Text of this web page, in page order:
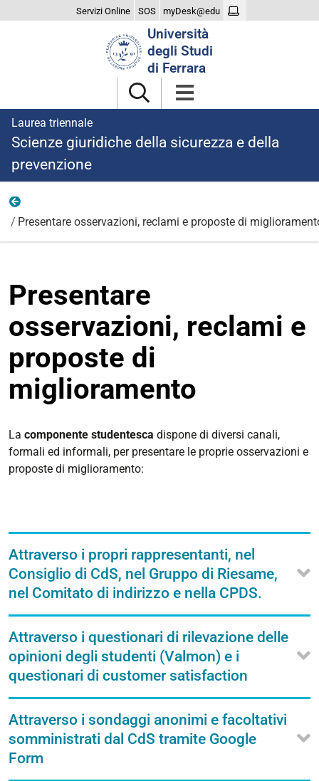
Servizi Online SOS myDesk@edu
Università
degli Studi
di Ferrara
Laurea triennale
Scienze giuridiche della sicurezza e della
prevenzione
Presentare osservazioni, reclami e proposte di
Presentare
osservazioni, reclami e
proposte di
miglioramento
La componente studentesca dispone di diversi canali,
formali ed informali, per presentare le proprie osservazioni e
proposte di miglioramento:
Attraverso i propri rappresentanti, nel
Consiglio di CdS, nel Gruppo di Riesame,
nel Comitato di indirizzo e nella CPDS.
Attraverso i questionari di rilevazione delle
opinioni degli studenti (Valmon) e i
questionari di customer satisfaction
Attraverso i sondaggi anonimi e facoltativi
somministrati dal CdS tramite Google
Form